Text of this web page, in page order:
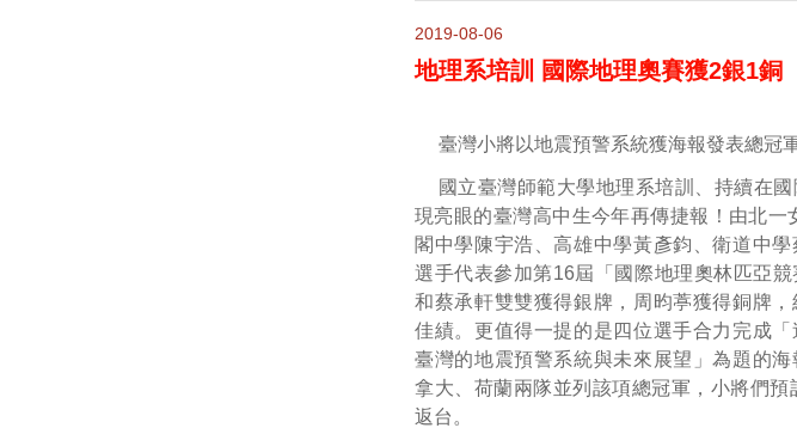
2019-08-06
地理系培訓 國際地理奧賽獲2銀1銅
臺灣小將以地震預警系統獲海報發表總冠
國立臺灣師範大學地理系培訓、持續在
現亮眼的臺灣高中生今年再傳捷報！由北一
閣中學陳宇浩、高雄中學黃彥鈞、衛道中學
選手代表參加第16屆「國際地理奧林匹亞
和蔡承軒雙雙獲得銀牌，周昀葶獲得銅牌，
佳績。更值得一提的是四位選手合力完成「
臺灣的地震預警系統與未來展望」為題的海
拿大、荷蘭兩隊並列該項總冠軍，小將們預
返台。